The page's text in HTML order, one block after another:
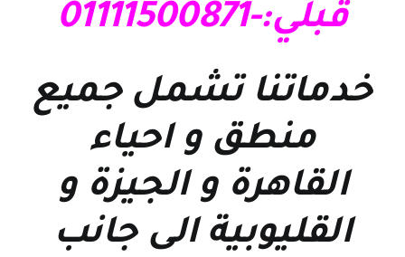
قبلي:-01111500871
خدماتنا تشمل جميع
منطق و احياء
القاهرة و الجيزة و
القليوبية الى جانب